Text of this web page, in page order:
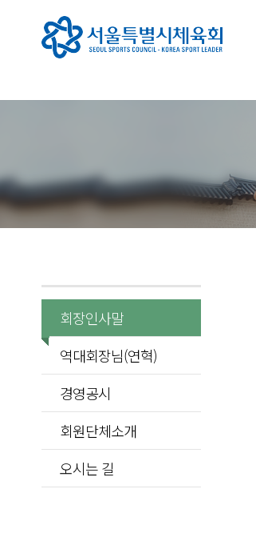
회장인사말
역대회장님(연혁)
경영공시
회원단체소개
오시는 길